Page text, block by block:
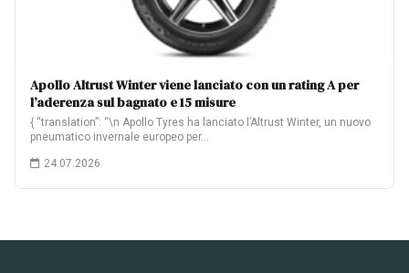
Apollo Altrust Winter viene lanciato con un rating A per
l’aderenza sul bagnato e 15 misure
{ “translation”: “\n Apollo Tyres ha lanciato l’Altrust Winter, un nuovo
pneumatico invernale europeo per…
24.07.2026